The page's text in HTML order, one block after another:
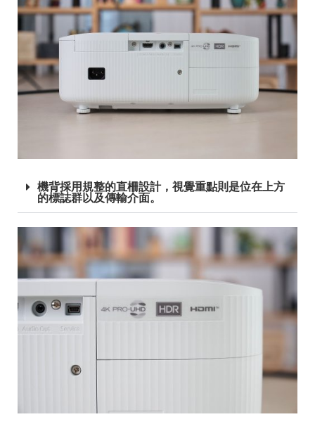
機背採用規整的直柵設計，視覺重點則是位在上方
的標誌群以及傳輸介面。